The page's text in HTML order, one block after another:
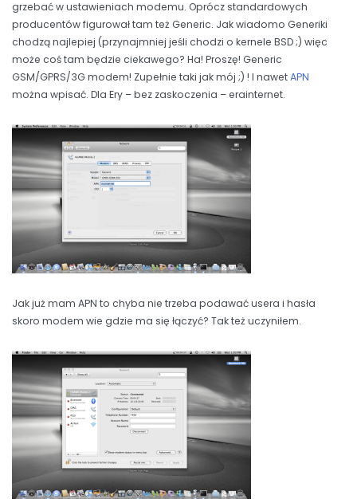
grzebać w ustawieniach modemu. Oprócz standardowych
producentów figurował tam też Generic. Jak wiadomo Generiki
chodzą najlepiej (przynajmniej jeśli chodzi o kernele BSD ;) więc
może coś tam będzie ciekawego? Ha! Proszę! Generic
GSM/GPRS/3G modem! Zupełnie taki jak mój ;) ! I nawetAPN
można wpisać. Dla Ery – bez zaskoczenia – erainternet.
Jak już mam APN to chyba nie trzeba podawać usera i hasła
skoro modem wie gdzie ma się łączyć? Tak też uczyniłem.